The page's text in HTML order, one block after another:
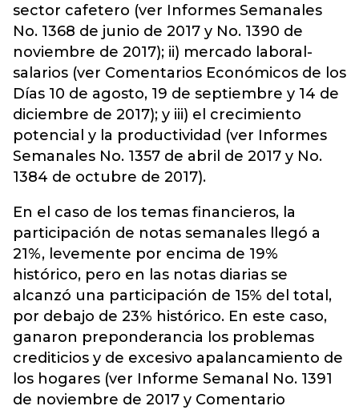
sector cafetero (ver Informes Semanales
No. 1368 de junio de 2017 y No. 1390 de
noviembre de 2017); ii) mercado laboral-
salarios (ver Comentarios Económicos de los
Días 10 de agosto, 19 de septiembre y 14 de
diciembre de 2017); y iii) el crecimiento
potencial y la productividad (ver Informes
Semanales No. 1357 de abril de 2017 y No.
1384 de octubre de 2017).
En el caso de los temas financieros, la
participación de notas semanales llegó a
21%, levemente por encima de 19%
histórico, pero en las notas diarias se
alcanzó una participación de 15% del total,
por debajo de 23% histórico. En este caso,
ganaron preponderancia los problemas
crediticios y de excesivo apalancamiento de
los hogares (ver Informe Semanal No. 1391
de noviembre de 2017 y Comentario